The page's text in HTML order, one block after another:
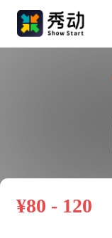
¥80 - 120